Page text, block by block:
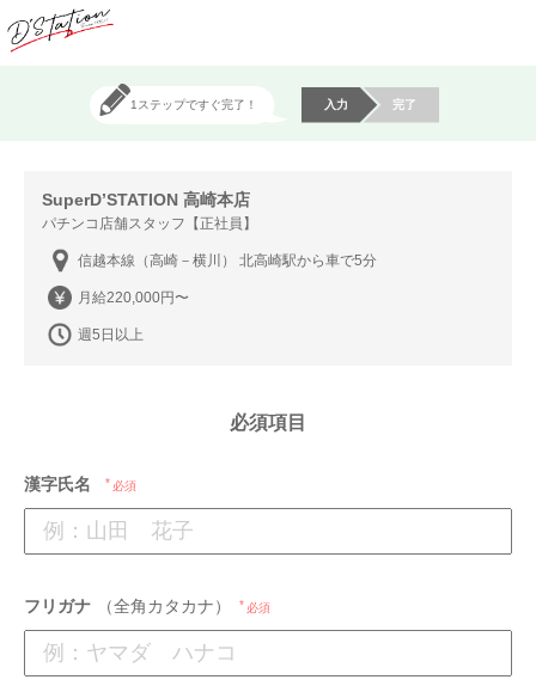
1ステップですぐ完了！ 入力 完了
SuperD’STATION 高崎本店
パチンコ店舗スタッフ【正社員】
信越本線（高崎－横川） 北高崎駅から車で5分
月給220,000円〜
週5日以上
必須項目
漢字氏名 必須
フリガナ （全角カタカナ） 必須